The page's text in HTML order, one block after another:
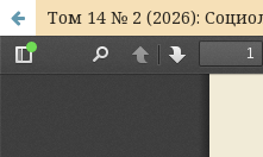
Том 14 № 2 (2026):